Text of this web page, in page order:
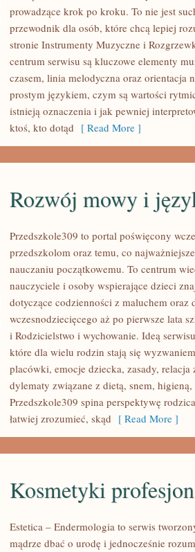
MUZYKA
prowadzące krok po kroku. To nie jest
przewodnik dla osób, które chcą lepiej
stronie Instrumenty Muzyczne i
centrum serwisu są kluczowe elementy
czasem, linia melodyczna oraz orientacja
prostym językiem, czym są wartości
istnieją oznaczenia i jak pewniej
ktoś, kto dotąd [ Read More ]
ROZWÓJ
MOWY
JĘZYKA
Rozwój mowy i
Przedszkole309 to portal poświęcony
przedszkolom oraz temu, co
nauczaniu początkowemu. To centrum
nauczyciele i osoby wspierające dzieci
dotyczące codzienności z maluchem
wczesnodziecięcego aż po pierwsze lata
i Rodzicielstwo i wychowanie. Ideą
które dla wielu rodzin stają się
placówki, emocje dziecka, zasady,
dylematy związane z dietą, snem,
Przedszkole309 spina perspektywę
łatwiej zrozumieć, skąd [ Read More ]
Kosmetyki
Estetica – Endermologia to serwis
mądrze dbać o urodę i jednocześnie